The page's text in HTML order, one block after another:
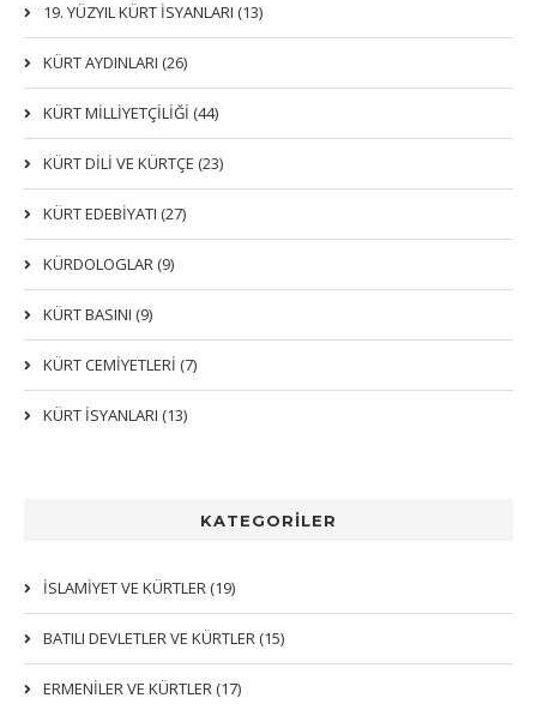
KATEGORİLER
İSLAMIYET VE KÜRTLER (19)
BATILI DEVLETLER VE KÜRTLER (15)
ERMENİLER VE KÜRTLER (17)
19. YÜZYIL KÜRT İSYANLARI (13)
KÜRT AYDINLARI (26)
KÜRT MİLLİYETÇİLİĞİ (44)
KÜRT DİLİ VE KÜRTÇE (23)
KÜRT EDEBİYATI (27)
KÜRDOLOGLAR (9)
KÜRT BASINI (9)
KÜRT CEMİYETLERİ (7)
KÜRT İSYANLARI (13)